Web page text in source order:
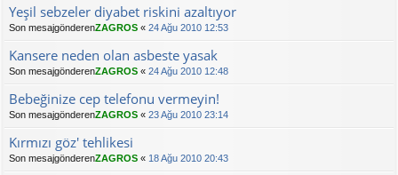
Yeşil sebzeler diyabet riskini azaltıyor
Son mesajgönderenZAGROS « 24 Ağu 2010 12:53
Kansere neden olan asbeste yasak
Son mesajgönderenZAGROS « 24 Ağu 2010 12:48
Bebeğinize cep telefonu vermeyin!
Son mesajgönderenZAGROS « 23 Ağu 2010 23:14
Kırmızı göz' tehlikesi
Son mesajgönderenZAGROS « 18 Ağu 2010 20:43